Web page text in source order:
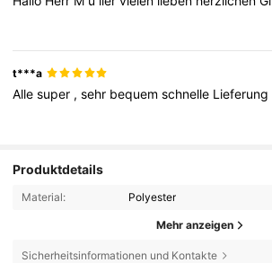
t***a
Allesuper ,sehr bequemschnelle Lieferung
Produktdetails
Material: Polyester
Mehr anzeigen
Sicherheitsinformationen und Kontakte